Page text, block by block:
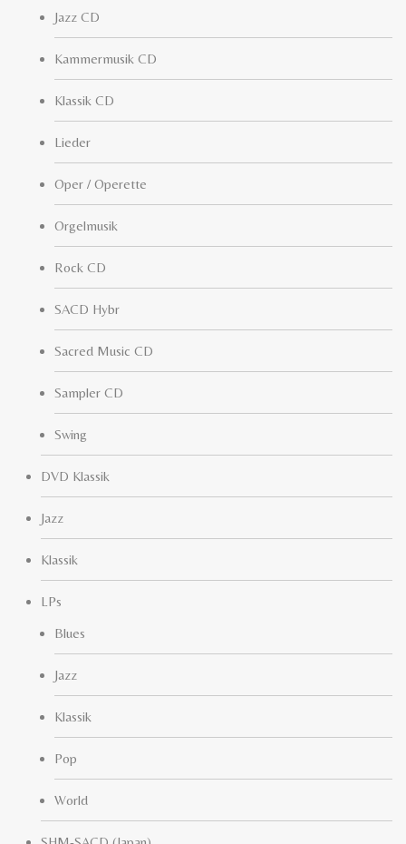
Jazz CD
Kammermusik CD
Klassik CD
Lieder
Oper / Operette
Orgelmusik
Rock CD
SACD Hybr
Sacred Music CD
Sampler CD
Swing
DVD Klassik
Jazz
Klassik
LPs
Blues
Jazz
Klassik
Pop
World